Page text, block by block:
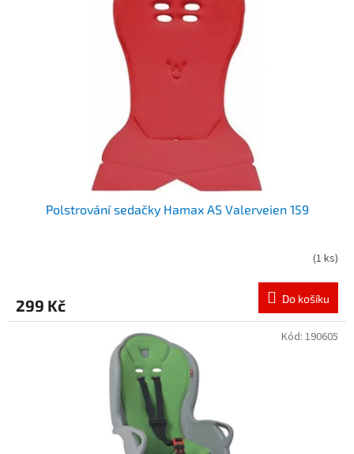
Polstrování sedačky Hamax AS Valerveien 159
(1 ks)
299 Kč Do košíku
Kód: 190605